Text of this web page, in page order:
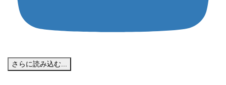
さらに読み込む...